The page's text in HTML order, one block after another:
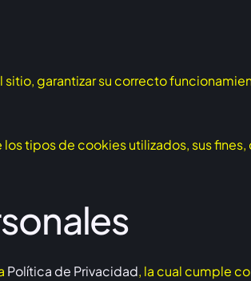
garantizar su correcto
tipos de cookies utilizados, sus
Política de Privacidad, la cual cumple